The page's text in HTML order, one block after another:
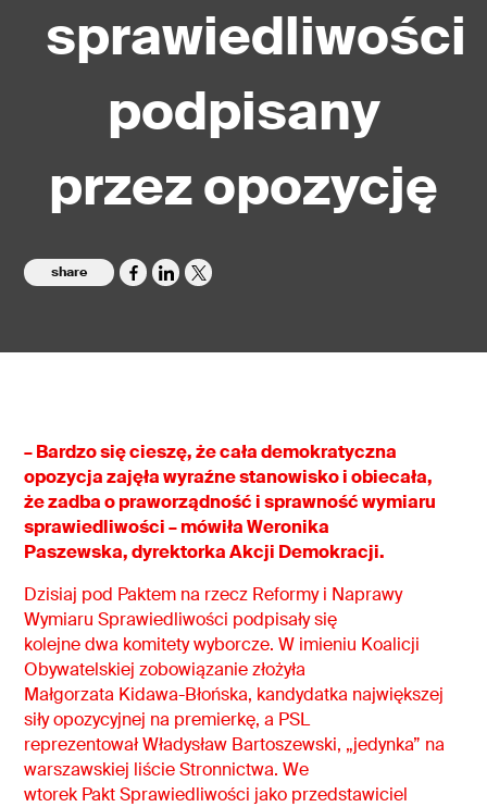
sprawiedliwości
podpisany
przez opozycję
share
– Bardzo się cieszę, że cała demokratyczna
opozycja zajęła wyraźne stanowisko i obiecała,
żezadba o praworządność i sprawność wymiaru
sprawiedliwości – mówiła Weronika
Paszewska,dyrektorka Akcji Demokracji.
Dzisiaj pod Paktem na rzecz Reformy i Naprawy
Wymiaru Sprawiedliwości podpisały się
kolejne dwa komitety wyborcze. W imieniu Koalicji
Obywatelskiej zobowiązanie złożyła
Małgorzata Kidawa-Błońska, kandydatka największej
siły opozycyjnej na premierkę, a PSL
reprezentował Władysław Bartoszewski, „jedynka” na
warszawskiej liście Stronnictwa. We
wtorek Pakt Sprawiedliwości jako przedstawiciel